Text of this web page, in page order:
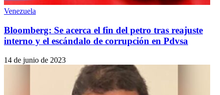
Venezuela
Bloomberg: Se acerca el fin del petro tras reajuste
interno y el escándalo de corrupción en Pdvsa
14 de junio de 2023